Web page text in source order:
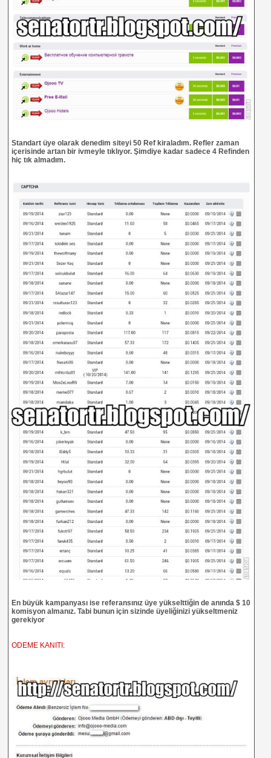
Standart üye olarak denedim siteyi 50 Ref kiraladım. Refler zaman
içerisinde artan bir ivmeyle tıklıyor. Şimdiye kadar sadece 4 Refinden
hiç tık almadım.
En büyük kampanyası ise referansınız üye yükselttiğin de anında $ 10
komisyon almanız. Tabi bunun için sizinde üyeliğinizi yükseltmeniz
gerekiyor
ODEME KANITI: